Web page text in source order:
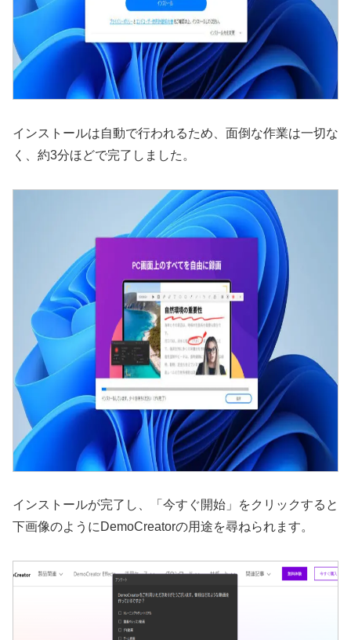
インストールは自動で行われるため、面倒な作業は一切な
く、約3分ほどで完了しました。
インストールが完了し、「今すぐ開始」をクリックすると
下画像のようにDemoCreatorの用途を尋ねられます。